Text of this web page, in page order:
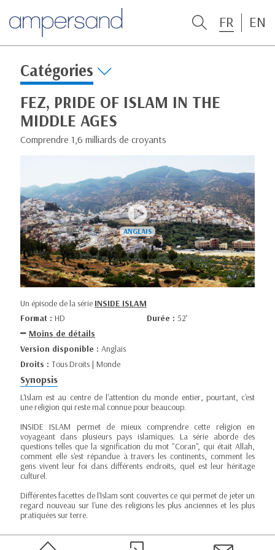
FR EN
Catégories
FEZ, PRIDE OF ISLAM IN THE
MIDDLE AGES
Comprendre 1,6 milliards de croyants
Un épisode de la série INSIDE ISLAM
Format : HD Durée : 52’
Moins de détails
Version disponible : Anglais
Droits : Tous Droits | Monde
Synopsis
L'Islam est au centre de l'attention du monde entier, pourtant, c'est
une religion qui reste mal connue pour beaucoup.
INSIDE ISLAM permet de mieux comprendre cette religion en
voyageant dans plusieurs pays islamiques. La série aborde des
questions telles que la signification du mot "Coran", qui était Allah,
comment elle s'est répandue à travers les continents, comment les
gens vivent leur foi dans différents endroits, quel est leur héritage
culturel.
Différentes facettes de l'Islam sont couvertes ce qui permet de jeter un
regard nouveau sur l'une des religions les plus anciennes et les plus
pratiquées sur terre.